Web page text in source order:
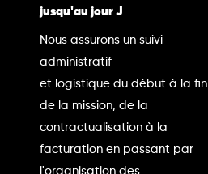
jusqu'au jour J
Nous assurons un suivi
administratif
et logistique du début à la fin
de la mission, de la
contractualisation à la
facturation en passant par
l'organisation des